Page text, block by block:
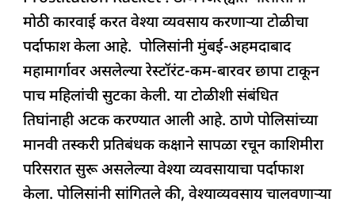
e
b
o
o
k
s
A
p
p
e
dI
n
a
d
s
g
ra
m
e
मोठी कारवाई करत वेश्या व्यवसाय करणाऱ्या टोळीचा
पर्दाफाश केला आहे. पोलिसांनी मुंबई-अहमदाबाद
महामार्गावर असलेल्या रेस्टॉरंट-कम-बारवर छापा टाकून
पाच महिलांची सुटका केली. या टोळीशी संबंधित
तिघांनाही अटक करण्यात आली आहे. ठाणे पोलिसांच्या
मानवी तस्करी प्रतिबंधक कक्षाने सापळा रचून काशिमीरा
परिसरात सुरू असलेल्या वेश्या व्यवसायाचा पर्दाफाश
केला. पोलिसांनी सांगितले की, वेश्याव्यवसाय चालवणाऱ्या